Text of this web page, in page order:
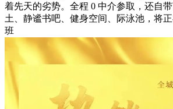
着先天的劣势。全程 0 中介参取，还自
土、静谧书吧、健身空间、际泳池，将
班